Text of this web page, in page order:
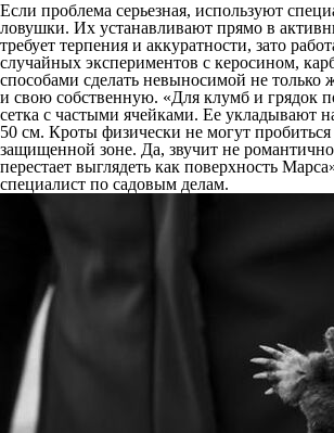
Если проблема серьезная, используют
ловушки. Их устанавливают прямо в
требует терпения и аккуратности, зато
случайных экспериментов с керосином,
способами сделать невыносимой не
и свою собственную. «Для клумб и грядок
сетка с частыми ячейками. Ее укладывают
50 см. Кроты физически не могут пробиться
защищенной зоне. Да, звучит не
перестает выглядеть как поверхность
специалист по садовым делам.